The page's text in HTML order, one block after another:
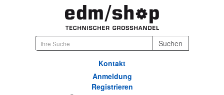
Kontakt
Anmeldung
Registrieren